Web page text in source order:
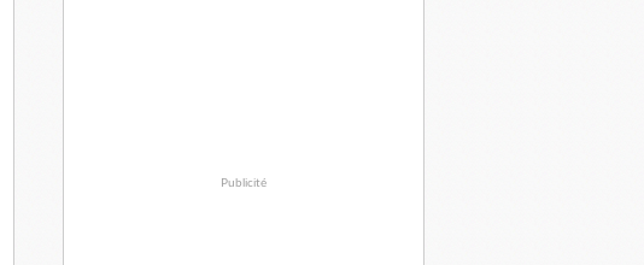
Publicité